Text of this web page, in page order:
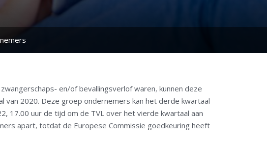
en/of bevallingsverlof waren, kunnen deze
2020. Deze groep ondernemers kan het derde kwartaal
17.00 uur de tijd om de TVL over het vierde kwartaal aan
apart, totdat de Europese Commissie goedkeuring heeft